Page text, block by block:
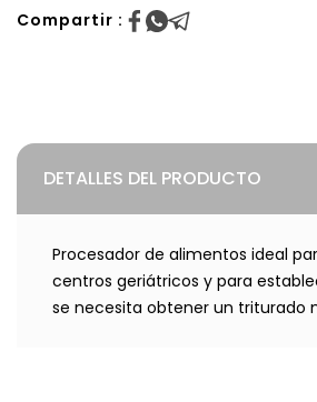
Compartir :
DETALLES DEL PRODUCTO
Procesador de alimentos ideal
centros geriátricos y para
se necesita obtener un triturado